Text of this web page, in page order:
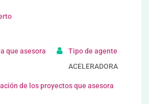
que asesora
Tipo de agente
ACELERADORA
de los proyectos que asesora